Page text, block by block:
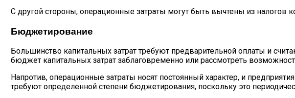
С другой стороны, операционные затраты могут быть вычтены из налогов
Бюджетирование
Большинство капитальных затрат требуют предварительной оплаты и
бюджет капитальных затрат заблаговременно или рассмотреть
Напротив, операционные затраты носят постоянный характер, и
требуют определенной степени бюджетирования, поскольку это